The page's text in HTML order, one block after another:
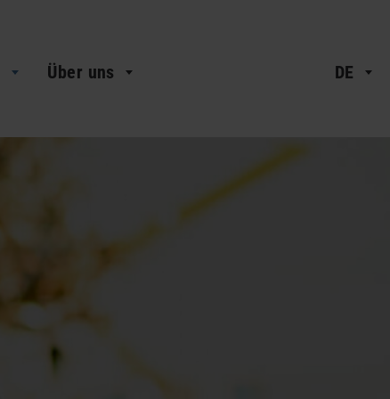
DE
Über uns